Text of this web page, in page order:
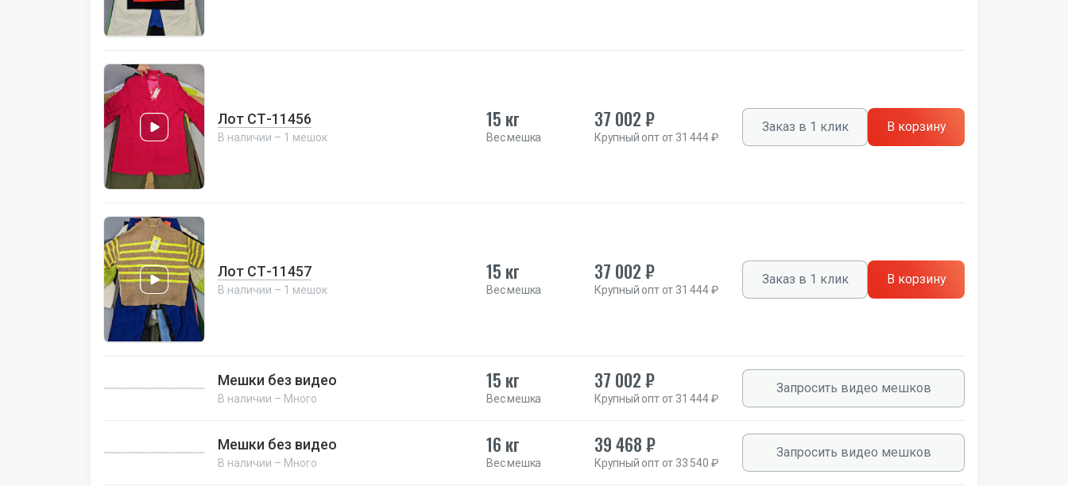
Лот СТ-11456
В наличии – 1 мешок
15 кг
Вес мешка
37 002 ₽
Крупный опт от 31 444 ₽
Заказ в 1 клик В корзину
Лот СТ-11457
В наличии – 1 мешок
15 кг
Вес мешка
37 002 ₽
Крупный опт от 31 444 ₽
Заказ в 1 клик В корзину
Мешки без видео
В наличии – Много
15 кг
Вес мешка
37 002 ₽
Крупный опт от 31 444 ₽
Запросить видео мешков
Мешки без видео
В наличии – Много
16 кг
Вес мешка
39 468 ₽
Крупный опт от 33 540 ₽
Запросить видео мешков